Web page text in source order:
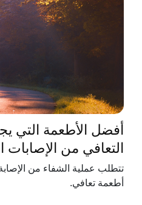
أفضل الأطعمة التي
التعافي من الإصابات
تتطلب عملية الشفاء من
أطعمة تعافي.